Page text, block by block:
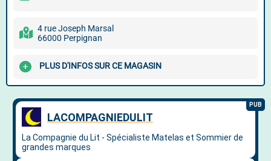
4 rue Joseph Marsal
66000 Perpignan
PLUS D'INFOS SUR CE MAGASIN